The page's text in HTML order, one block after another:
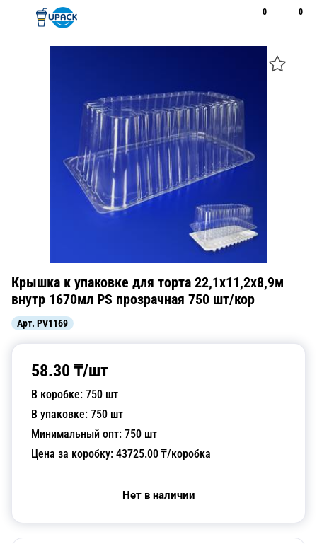
0 0
Крышка к упаковке для торта 22,1x11,2x8,9м
внутр 1670мл PS прозрачная 750 шт/кор
Арт. PV1169
58.30 ₸/шт
В коробке: 750 шт
В упаковке: 750 шт
Минимальный опт: 750 шт
Цена за коробку: 43725.00₸/коробка
Нет в наличии